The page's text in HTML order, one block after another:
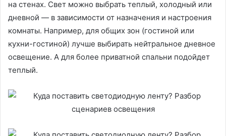
на стенах. Свет можно выбрать теплый, холодный или
дневной — в зависимости от назначения и настроения
комнаты. Например, для общих зон (гостиной или
кухни-гостиной) лучше выбирать нейтральное дневное
освещение. А для более приватной спальни подойдет
теплый.